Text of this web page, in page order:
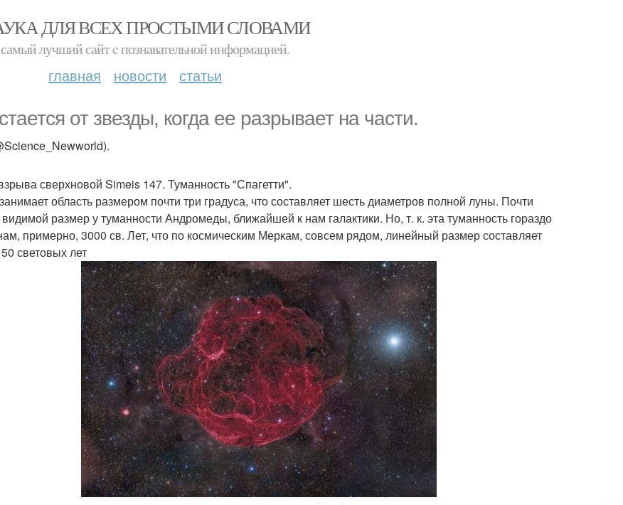
ДЛЯ ВСЕХ ПРОСТЫМИ СЛОВАМИ
самый лучший сайт c познавательной информацией.
главная новости статьи
от звезды, когда ее разрывает на части.
сверхновой Simeis 147. Туманность "Спагетти".
область размером почти три градуса, что составляет шесть диаметров полной луны. Почти
размер у туманности Андромеды, ближайшей к нам галактики. Но, т. к. эта туманность гораздо
примерно, 3000 св. Лет, что по космическим Меркам, совсем рядом, линейный размер составляет
световых лет